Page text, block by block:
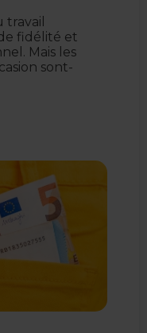
travail
fidélité et
Mais les
sont-